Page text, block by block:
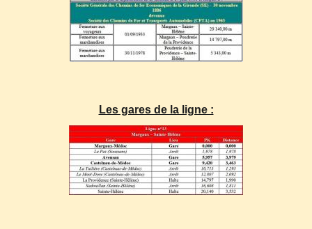
Les gares de la ligne :